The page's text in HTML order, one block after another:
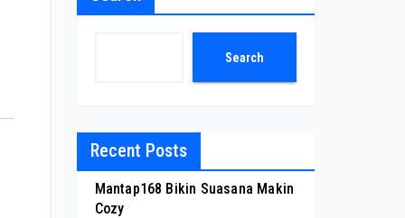
Search
Recent Posts
Mantap168 Bikin Suasana Makin
Cozy